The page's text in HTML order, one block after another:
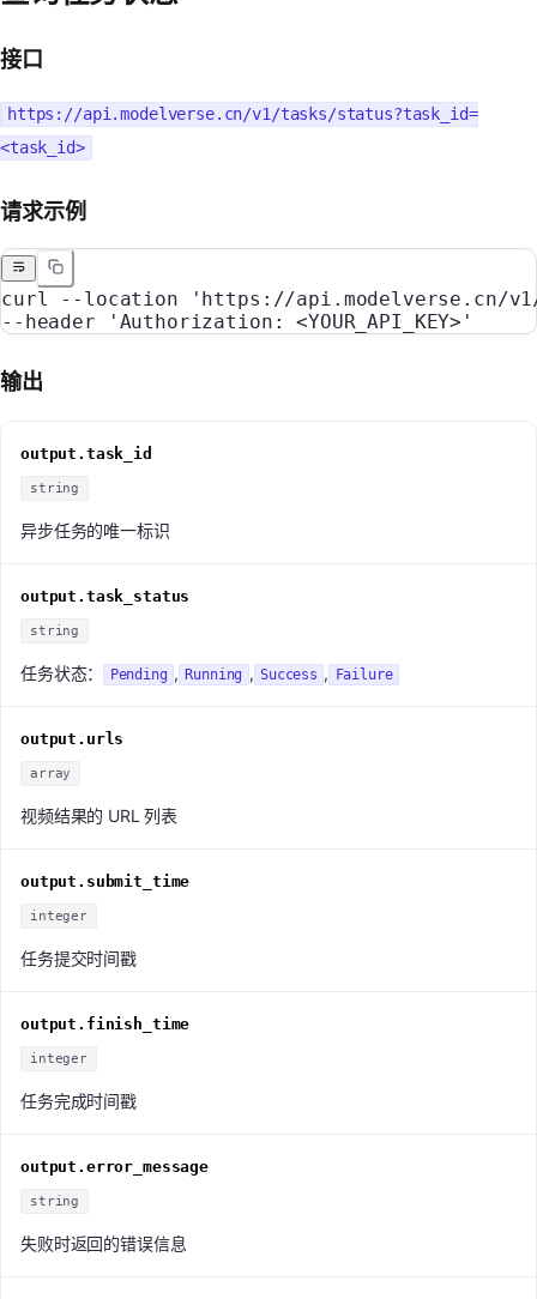
接口
https://api.modelverse.cn/v1/tasks/status?task_id=
<task_id>
请求示例
curl --location 'https://api.modelverse.cn/
--header
'Authorization: <YOUR_API_KEY>'
输出
output.task_id
string
异步任务的唯一标识
output.task_status
string
任务状态： Pending , Running , Success , Failure
output.urls
array
视频结果的 URL 列表
output.submit_time
integer
任务提交时间戳
output.finish_time
integer
任务完成时间戳
output.error_message
string
失败时返回的错误信息